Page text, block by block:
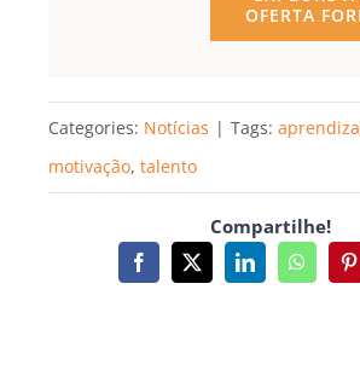
OFERTA
Categories: Notícias | Tags:
motivação, talento
Compartilhe!
Facebook
X LinkedIn